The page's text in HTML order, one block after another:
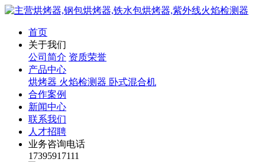
首页
关于我们
公司简介 资质荣誉
产品中心
烘烤器 火焰检测器 卧式混合机
合作案例
新闻中心
联系我们
人才招聘
业务咨询电话
17395917111